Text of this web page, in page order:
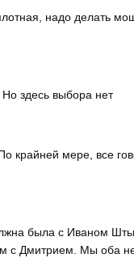
надо делать
здесь выбора нет
крайней мере, все
была с Иваном
с Дмитрием. Мы оба